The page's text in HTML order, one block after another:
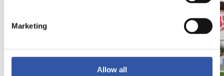
Marketing
Allow all